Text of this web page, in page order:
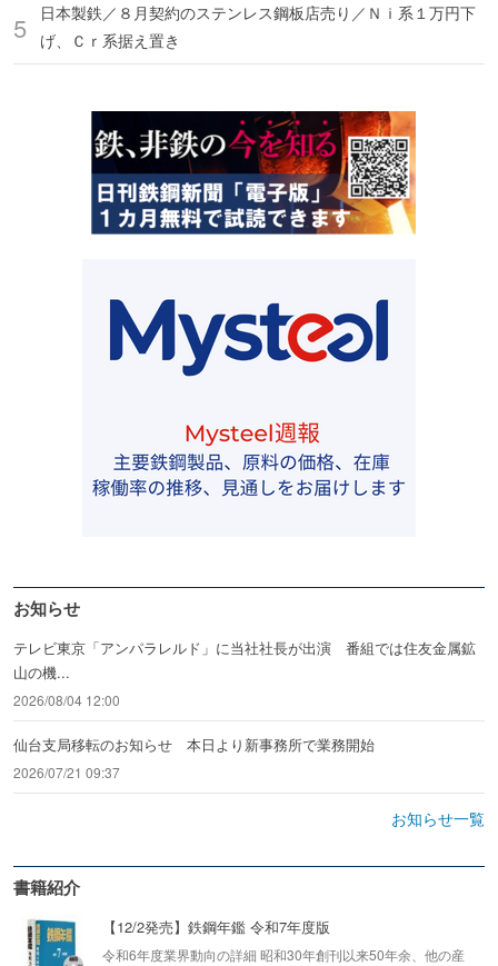
日本製鉄／８月契約のステンレス鋼板店売り／Ｎｉ系１万円下
げ、Ｃｒ系据え置き
お知らせ
テレビ東京「アンパラレルド」に当社社長が出演 番組では住友金属鉱
山の機...
2026/08/04 12:00
仙台支局移転のお知らせ 本日より新事務所で業務開始
2026/07/21 09:37
お知らせ一覧
書籍紹介
【12/2発売】鉄鋼年鑑 令和7年度版
令和6年度業界動向の詳細 昭和30年創刊以来50年余、他の産